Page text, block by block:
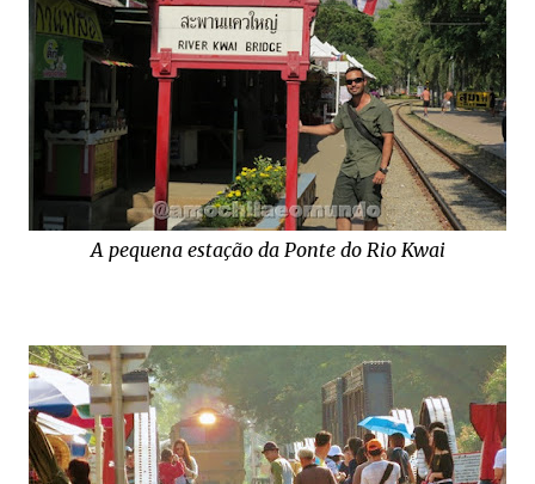
A pequena estação da Ponte do Rio Kwai